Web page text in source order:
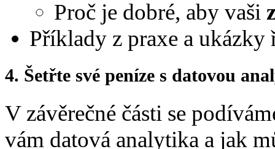
Proč je dobré, aby vaši
Příklady z praxe a ukázky
4. Šetřte své peníze s datovou
V závěrečné části se
vám datová analytika a jak